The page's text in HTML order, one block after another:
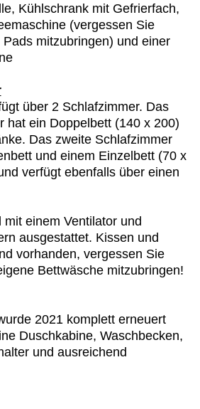
Kühlschrank mit Gefrierfach,
(vergessen Sie
mitzubringen) und einer
über 2 Schlafzimmer. Das
hat ein Doppelbett (140 x 200)
Das zweite Schlafzimmer
und einem Einzelbett (70 x
verfügt ebenfalls über einen
einem Ventilator und
ausgestattet. Kissen und
vorhanden, vergessen Sie
Bettwäsche mitzubringen!
2021 komplett erneuert
Duschkabine, Waschbecken,
und ausreichend